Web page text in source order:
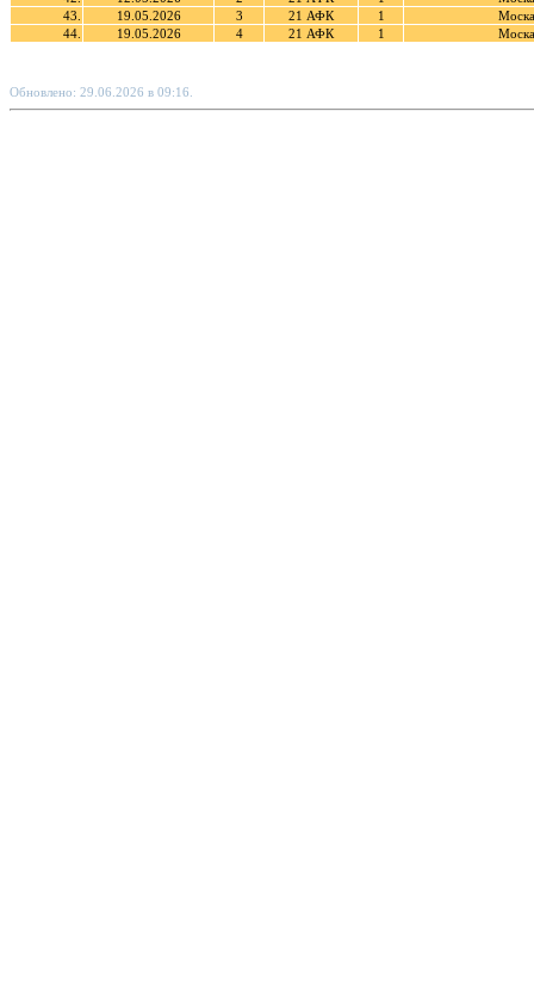
43.
19.05.2026 3 21 АФК 1
44.
19.05.2026 4 21 АФК 1
Обновлено: 29.06.2026 в 09:16.